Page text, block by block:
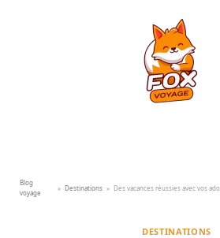
Blog
voyage
» Destinations »
DESTINATIONS